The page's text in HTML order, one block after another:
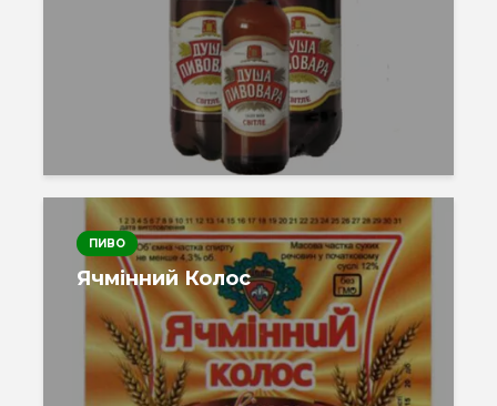
ПИВО
Ячмінний Колос